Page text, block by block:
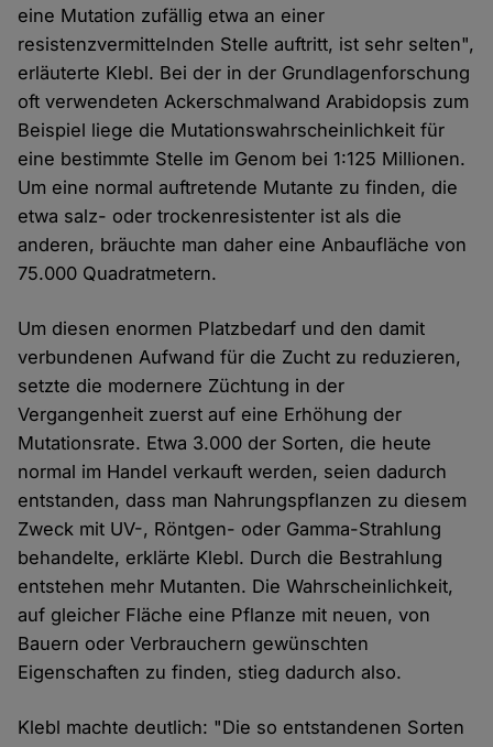
eine Mutation zufällig etwa an einer
resistenzvermittelnden Stelle auftritt, ist sehr selten",
erläuterte Klebl. Bei der in der Grundlagenforschung
oft verwendeten Ackerschmalwand Arabidopsis zum
Beispiel liege die Mutationswahrscheinlichkeit für
eine bestimmte Stelle im Genom bei 1:125 Millionen.
Um eine normal auftretende Mutante zu finden, die
etwa salz- oder trockenresistenter ist als die
anderen, bräuchte man daher eine Anbaufläche von
75.000 Quadratmetern.
Um diesen enormen Platzbedarf und den damit
verbundenen Aufwand für die Zucht zu reduzieren,
setzte die modernere Züchtung in der
Vergangenheit zuerst auf eine Erhöhung der
Mutationsrate. Etwa 3.000 der Sorten, die heute
normal im Handel verkauft werden, seien dadurch
entstanden, dass man Nahrungspflanzen zu diesem
Zweck mit UV-, Röntgen- oder Gamma-Strahlung
behandelte, erklärte Klebl. Durch die Bestrahlung
entstehen mehr Mutanten. Die Wahrscheinlichkeit,
auf gleicher Fläche eine Pflanze mit neuen, von
Bauern oder Verbrauchern gewünschten
Eigenschaften zu finden, stieg dadurch also.
Klebl machte deutlich: "Die so entstandenen Sorten